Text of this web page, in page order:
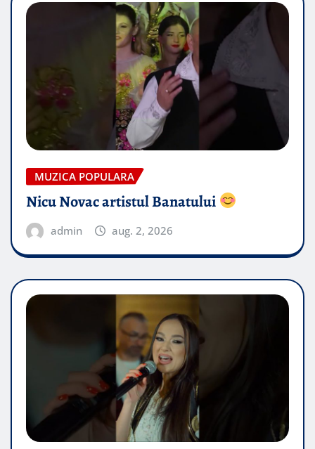
MUZICA POPULARA
Nicu Novac artistul Banatului
admin aug. 2, 2026